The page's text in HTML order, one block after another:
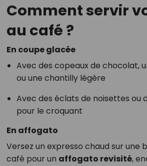
Comment servir
au café ?
En coupe glacée
Avec des copeaux de chocolat,
ou une chantilly légère
Avec des éclats de noisettes ou
pour le croquant
En affogato
Versez un expresso chaud sur une
café pour un affogato revisité,